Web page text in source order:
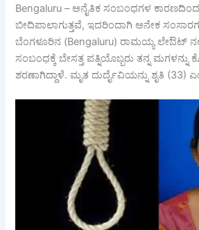
Bengaluru – ಅನೈತಿಕ ಸಂಬಂಧಗಳ
ಬೀದಿಪಾಲಾಗುತ್ತವೆ, ಇದರಿಂದಾಗಿ ಅನೇಕ
ಬೆಂಗಳೂರಿನ (Bengaluru) ರಾಮಯ್ಯ ಲೇಔಟ್
ಸಂಬಂಧಕ್ಕೆ ಬೇಸತ್ತ ಪತ್ನಿಯೊಬ್ಬರು ತನ್ನ
ಶರಣಾಗಿದ್ದಾಳೆ. ಮೃತ ದುರ್ದೈವಿಯನ್ನು ಶೃತಿ (33)